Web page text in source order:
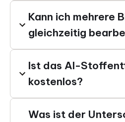
Kann ich mehrere
gleichzeitig
Ist das AI-
kostenlos?
Was ist der